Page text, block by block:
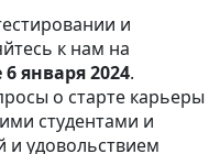
и
к нам на
января 2024.
о старте карьеры
студентами и
и удовольствием